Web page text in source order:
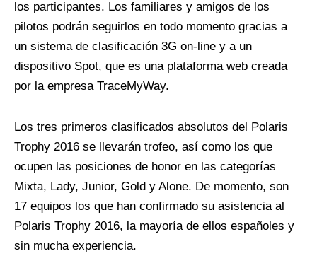
los participantes. Los familiares y amigos de los
pilotos podrán seguirlos en todo momento gracias a
un sistema de clasificación 3G on-line y a un
dispositivo Spot, que es una plataforma web creada
por la empresa TraceMyWay.
Los tres primeros clasificados absolutos del Polaris
Trophy 2016 se llevarán trofeo, así como los que
ocupen las posiciones de honor en las categorías
Mixta, Lady, Junior, Gold y Alone. De momento, son
17 equipos los que han confirmado su asistencia al
Polaris Trophy 2016, la mayoría de ellos españoles y
sin mucha experiencia.